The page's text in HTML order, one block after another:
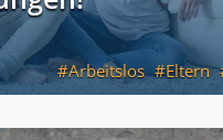
Arbeitslos
Eltern